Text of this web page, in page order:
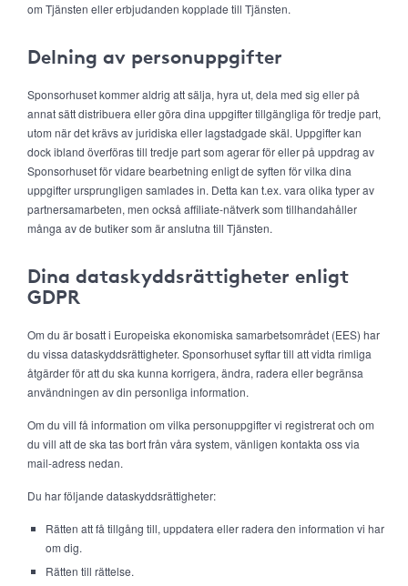
om Tjänsten eller erbjudanden kopplade till Tjänsten.
Delning av personuppgifter
Sponsorhuset kommer aldrig att sälja, hyra ut, dela med sig eller på
annat sätt distribuera eller göra dina uppgifter tillgängliga för tredje part,
utom när det krävs av juridiska eller lagstadgade skäl. Uppgifter kan
dock ibland överföras till tredje part som agerar för eller på uppdrag av
Sponsorhuset för vidare bearbetning enligt de syften för vilka dina
uppgifter ursprungligen samlades in. Detta kan t.ex. vara olika typer av
partnersamarbeten, men också affiliate-nätverk som tillhandahåller
många av de butiker som är anslutna till Tjänsten.
Dina dataskyddsrättigheter enligt
GDPR
Om du är bosatt i Europeiska ekonomiska samarbetsområdet (EES) har
du vissa dataskyddsrättigheter. Sponsorhuset syftar till att vidta rimliga
åtgärder för att du ska kunna korrigera, ändra, radera eller begränsa
användningen av din personliga information.
Om du vill få information om vilka personuppgifter vi registrerat och om
du vill att de ska tas bort från våra system, vänligen kontakta oss via
mail-adress nedan.
Du har följande dataskyddsrättigheter:
Rätten att få tillgång till, uppdatera eller radera den information vi har
om dig.
Rätten till rättelse.